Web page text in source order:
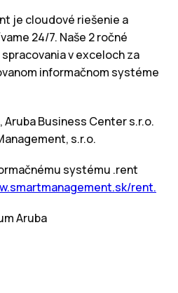
je cloudové riešenie a
24/7. Naše 2 ročné
v exceloch za
informačnom systéme
Aruba Business Center s.r.o.
s.r.o.
systému .rent
rent.
Aruba